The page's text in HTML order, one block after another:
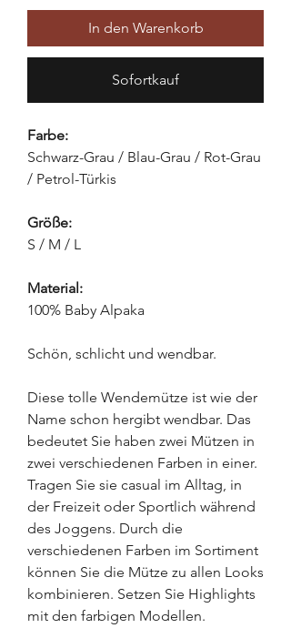
In den Warenkorb
Sofortkauf
Farbe:
Schwarz-Grau / Blau-Grau / Rot-Grau
/ Petrol-Türkis
Größe:
S / M / L
Material:
100% Baby Alpaka
Schön, schlicht und wendbar.
Diese tolle Wendemütze ist wie der
Name schon hergibt wendbar. Das
bedeutet Sie haben zwei Mützen in
zwei verschiedenen Farben in einer.
Tragen Sie sie casual im Alltag, in
der Freizeit oder Sportlich während
des Joggens. Durch die
verschiedenen Farben im Sortiment
können Sie die Mütze zu allen Looks
kombinieren. Setzen Sie Highlights
mit den farbigen Modellen.